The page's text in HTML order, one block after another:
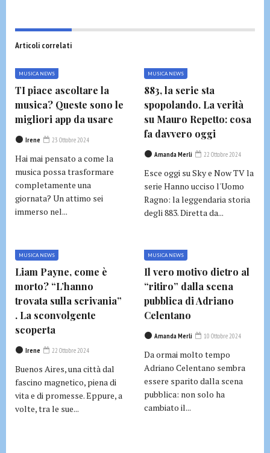
Articoli correlati
MUSICA NEWS
TI piace ascoltare la
musica? Queste sono le
migliori app da usare
Irene 23 Ottobre 2024
Hai mai pensato a come la
musica possa trasformare
completamente una
giornata? Un attimo sei
immerso nel...
MUSICA NEWS
883, la serie sta
spopolando. La verità
su Mauro Repetto: cosa
fa davvero oggi
Amanda Merli 22 Ottobre 2024
Esce oggi su Sky e Now TV la
serie Hanno ucciso l'Uomo
Ragno: la leggendaria storia
degli 883. Diretta da...
MUSICA NEWS
Liam Payne, come è
morto? “L’hanno
trovata sulla scrivania”
. La sconvolgente
scoperta
Irene 22 Ottobre 2024
Buenos Aires, una città dal
fascino magnetico, piena di
vita e di promesse. Eppure, a
volte, tra le sue...
MUSICA NEWS
Il vero motivo dietro al
“ritiro” dalla scena
pubblica di Adriano
Celentano
Amanda Merli 10 Ottobre 2024
Da ormai molto tempo
Adriano Celentano sembra
essere sparito dalla scena
pubblica: non solo ha
cambiato il...